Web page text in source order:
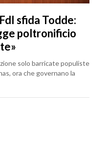
sfida Todde:
poltronificio
solo barricate populiste
ora che governano la